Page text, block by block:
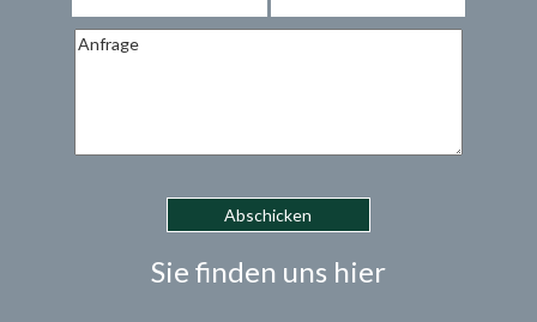
Sie finden uns hier